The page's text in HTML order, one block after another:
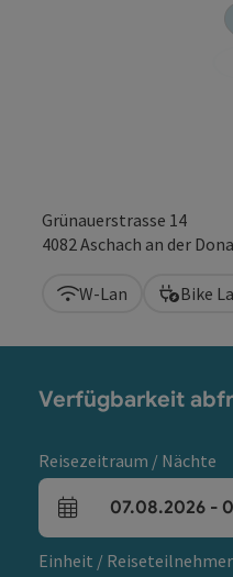
Grünauerstrasse 14
4082Aschach an der
W-Lan Bike
Verfügbarkeit
Reisezeitraum / Nächte
An- und Abreisefelder
07.08.2026 -
Einheit / Reiseteilnehmer